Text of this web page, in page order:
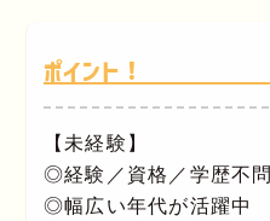
ポイント！
【未経験】
◎経験／資格／学歴不問
◎幅広い年代が活躍中